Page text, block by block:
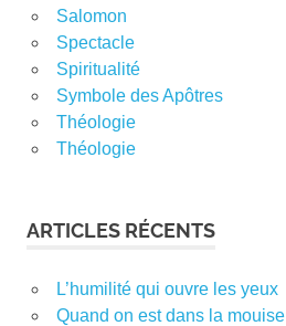
Salomon
Spectacle
Spiritualité
Symbole des Apôtres
Théologie
Théologie
ARTICLES RÉCENTS
L’humilité qui ouvre les yeux
Quand on est dans la mouise